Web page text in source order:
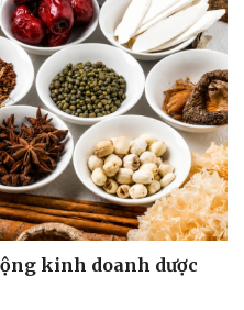
Thời trang
Sao Việt
kinh doanh dược